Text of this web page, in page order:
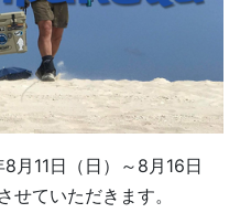
11日（日）～8月16日
せていただきます。